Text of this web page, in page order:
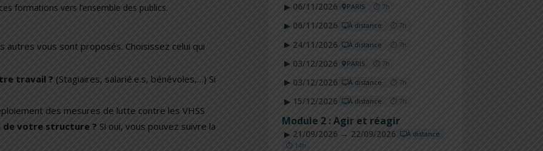
formations vers l’ensemble des publics.
autres vous sont proposés. Choisissez celui qui
travail ? (Stagiaires, salarié.e.s, bénévoles,…) Si
des mesures de lutte contre les VHSS
de votre structure? Si oui, vouspouvez suivre la
▶ 06/11/2026 PARIS ⏱ 7h
▶ 06/11/2026 À distance ⏱ 7h
▶ 24/11/2026 À distance ⏱ 7h
▶ 03/12/2026 PARIS ⏱ 7h
▶ 03/12/2026 À distance ⏱ 7h
▶ 15/12/2026 À distance ⏱ 7h
Module 2 : Agir et réagir
▶ 21/09/2026 → 22/09/2026
À distance
⏱ 14h